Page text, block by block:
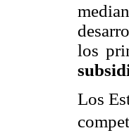
los
Los